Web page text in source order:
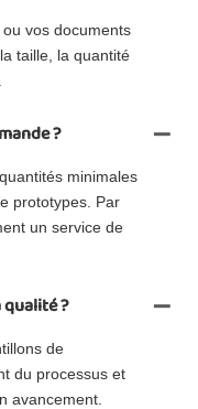
vos documents
taille, la quantité
?
minimales
prototypes. Par
un service de
?
de
du processus et
avancement.